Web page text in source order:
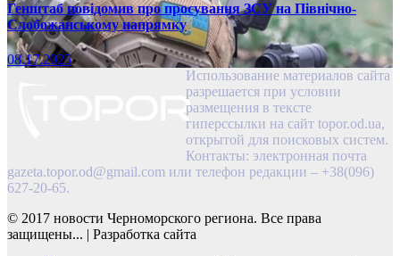
Генштаб повідомив про просування ЗСУ на Північно-
Слобожанському напрямку
08.17.2025
Использование материалов сайта
разрешается при условии
размещения в тексте
гиперссылки на сайт topor.od.ua,
открытой для поисковых систем.
Контакты: электронная почта
gazeta.topor.od@gmail.com или телефон редакции – +38(096)
627-20-65.
© 2017 новости Черноморского региона. Все права
защищены... | Разработка сайта